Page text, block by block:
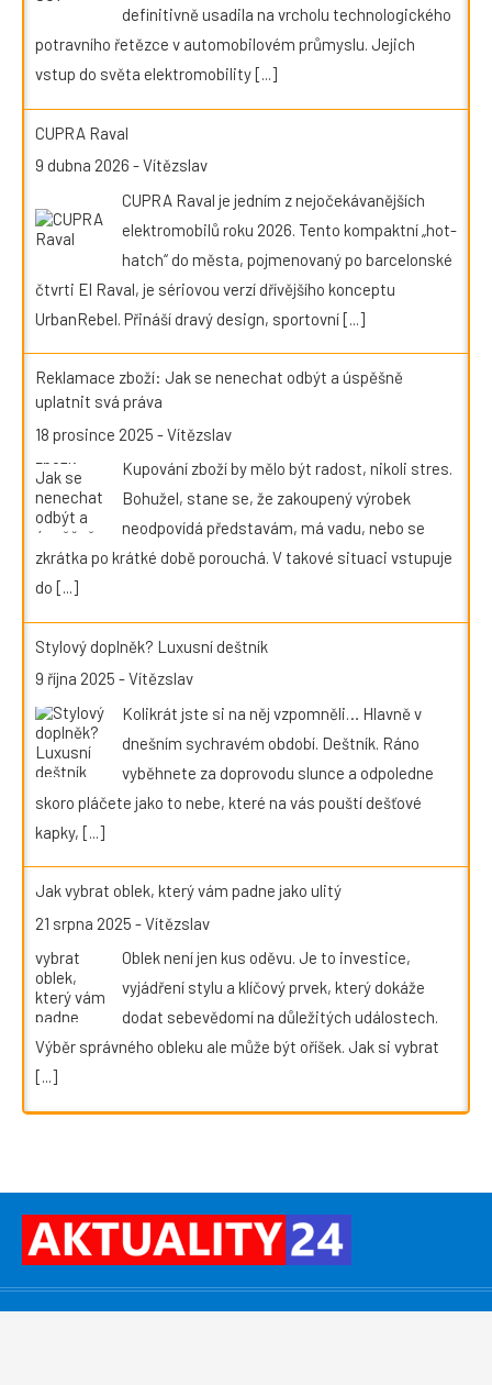
definitivně usadila na vrcholu technologického
potravního řetězce v automobilovém průmyslu. Jejich
vstup do světa elektromobility[...]
CUPRA Raval
9 dubna 2026 -Vítězslav
CUPRA Raval je jedním z nejočekávanějších
elektromobilů roku 2026. Tento kompaktní „hot-
hatch“ do města, pojmenovaný po barcelonské
čtvrti El Raval, je sériovou verzí dřívějšího konceptu
UrbanRebel. Přináší dravý design, sportovní[...]
Reklamace zboží: Jak se nenechat odbýt a úspěšně
uplatnit svá práva
18 prosince 2025 -Vítězslav
Kupování zboží by mělo být radost, nikoli stres.
Bohužel, stane se, že zakoupený výrobek
neodpovídá představám, má vadu, nebo se
zkrátka po krátké době porouchá. V takové situaci vstupuje
do [...]
Stylový doplněk? Luxusní deštník
9 října 2025 -Vítězslav
Kolikrát jste si na něj vzpomněli… Hlavně v
dnešním sychravém období. Deštník. Ráno
vyběhnete za doprovodu slunce a odpoledne
skoro pláčete jako to nebe, které na vás pouští dešťové
kapky, [...]
Jak vybrat oblek, který vám padne jako ulitý
21 srpna 2025 -Vítězslav
Oblek není jen kus oděvu. Je to investice,
vyjádření stylu a klíčový prvek, který dokáže
dodat sebevědomí na důležitých událostech.
Výběr správného obleku ale může být oříšek. Jak si vybrat
[...]